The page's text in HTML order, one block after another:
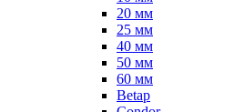
20 мм
25 мм
40 мм
50 мм
60 мм
Betap